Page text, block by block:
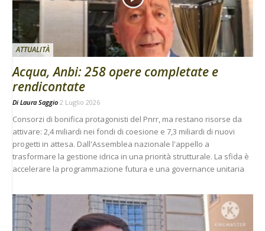
ATTUALITÀ
Acqua, Anbi: 258 opere completate e
rendicontate
Di Laura Saggio 2 Luglio 2026
Consorzi di bonifica protagonisti del Pnrr, ma restano risorse da
attivare: 2,4 miliardi nei fondi di coesione e 7,3 miliardi di nuovi
progetti in attesa. Dall'Assemblea nazionale l'appello a
trasformare la gestione idrica in una priorità strutturale. La sfida è
accelerare la programmazione futura e una governance unitaria